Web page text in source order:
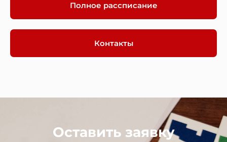
Полное рассписание
Контакты
Оставить заявку